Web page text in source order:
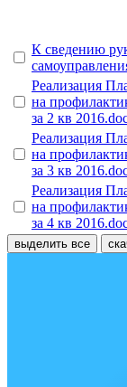
К сведению
Реализация
на
за 2 кв
Реализация
на
за 3 кв
Реализация
на
за 4 кв
выделить все